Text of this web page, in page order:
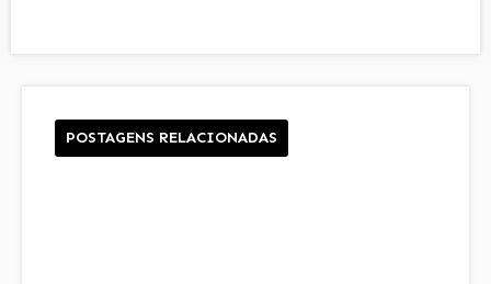
POSTAGENS RELACIONADAS